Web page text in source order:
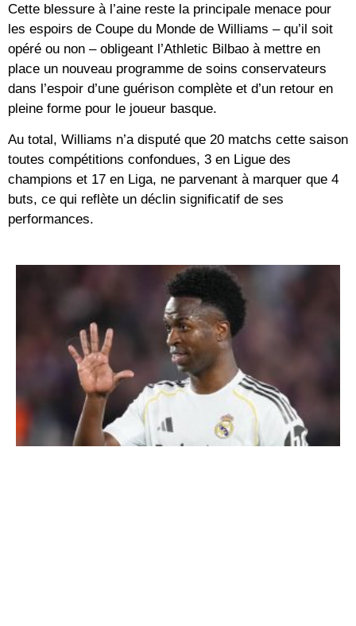
Cette blessure à l’aine reste la principale menace pour
les espoirs de Coupe du Monde de Williams – qu’il soit
opéré ou non – obligeant l’Athletic Bilbao à mettre en
place un nouveau programme de soins conservateurs
dans l’espoir d’une guérison complète et d’un retour en
pleine forme pour le joueur basque.
Au total, Williams n’a disputé que 20 matchs cette saison
toutes compétitions confondues, 3 en Ligue des
champions et 17 en Liga, ne parvenant à marquer que 4
buts, ce qui reflète un déclin significatif de ses
performances.